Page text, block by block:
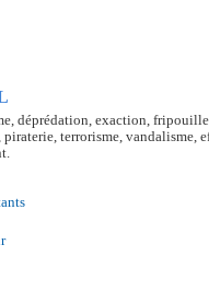
déprédation, exaction,
terrorisme, vandalisme,